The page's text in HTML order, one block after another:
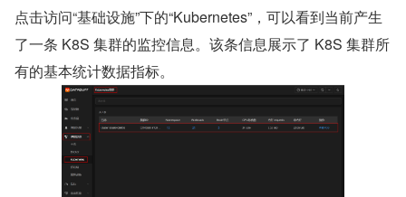
点击访问“基础设施”下的“Kubernetes”，可以看到当前产生
了一条 K8S 集群的监控信息。该条信息展示了 K8S 集群所
有的基本统计数据指标。